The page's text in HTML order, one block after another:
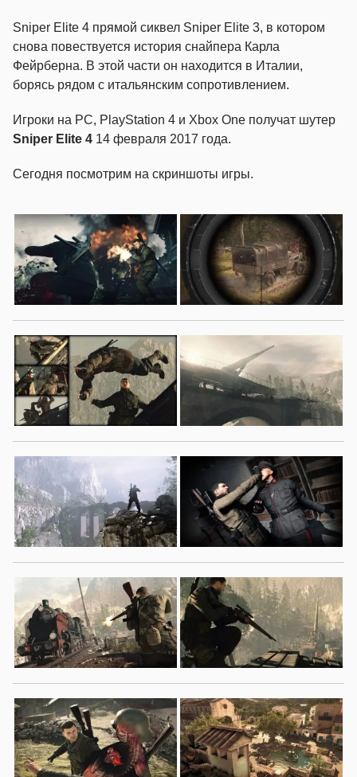
Sniper Elite 4 прямой сиквел Sniper Elite 3, в котором
снова повествуется история снайпера Карла
Фейрберна. В этой части он находится в Италии,
борясь рядом с итальянским сопротивлением.
Игроки на PC, PlayStation 4 и Xbox One получат шутер
Sniper Elite 4 14 февраля 2017 года.
Сегодня посмотрим на скриншоты игры.